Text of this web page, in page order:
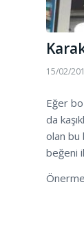
15/02/
Eğer
da
olan bu
beğeni